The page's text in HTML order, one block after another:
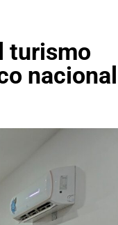
turismo
nacional